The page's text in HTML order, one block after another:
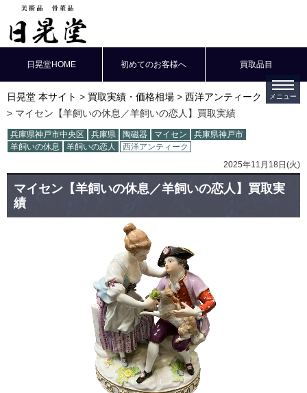
日晃堂HOME 初めてのお客様へ 買取品目
日晃堂 本サイト 買取実績・価格相場
西洋アンティーク
マイセン【羊飼いの休息／羊飼いの恋人】買取実績
兵庫県神戸市中央区 兵庫県 陶磁器 マイセン
兵庫県神戸市
羊飼いの休息
羊飼いの恋人
西洋アンティーク
2025年11月18日(火)
マイセン【羊飼いの休息／羊飼いの恋人】買取実
績